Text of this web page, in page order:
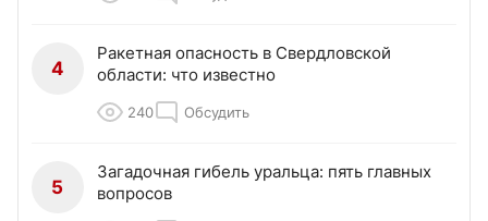
4
Ракетная опасность в Свердловской
области: что известно
240 Обсудить
5
Загадочная гибель уральца: пять главных
вопросов